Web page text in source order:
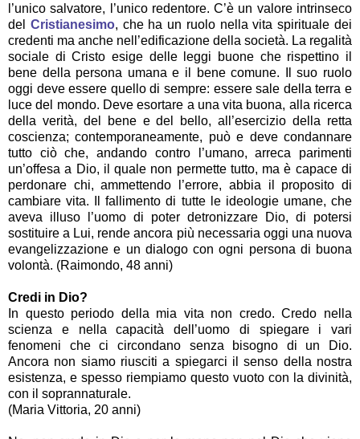
l’unico salvatore, l’unico redentore. C’è un valore intrinseco
del Cristianesimo, che ha un ruolo nella vita spirituale dei
credenti ma anche nell’edificazione della società. La regalità
sociale di Cristo esige delle leggi buone che rispettino il
bene della persona umana e il bene comune. Il suo ruolo
oggi deve essere quello di sempre: essere sale della terra e
luce del mondo. Deve esortare a una vita buona, alla ricerca
della verità, del bene e del bello, all’esercizio della retta
coscienza; contemporaneamente, può e deve condannare
tutto ciò che, andando contro l’umano, arreca parimenti
un’offesa a Dio, il quale non permette tutto, ma è capace di
perdonare chi, ammettendo l’errore, abbia il proposito di
cambiare vita. Il fallimento di tutte le ideologie umane, che
aveva illuso l’uomo di poter detronizzare Dio, di potersi
sostituire a Lui, rende ancora più necessaria oggi una nuova
evangelizzazione e un dialogo con ogni persona di buona
volontà. (Raimondo, 48 anni)
Credi in Dio?
In questo periodo della mia vita non credo. Credo nella
scienza e nella capacità dell’uomo di spiegare i vari
fenomeni che ci circondano senza bisogno di un Dio.
Ancora non siamo riusciti a spiegarci il senso della nostra
esistenza, e spesso riempiamo questo vuoto con la divinità,
con il soprannaturale.
(Maria Vittoria, 20 anni)